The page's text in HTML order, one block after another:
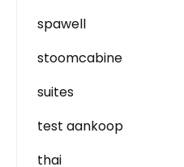
spawell
stoomcabine
suites
test aankoop
thai